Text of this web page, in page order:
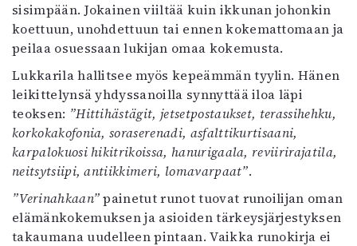
sisimpään. Jokainen viiltää kuin ikkunan johonkin
koettuun, unohdettuun tai ennen kokemattomaan ja
peilaa osuessaan lukijan omaa kokemusta.
Lukkarila hallitsee myös kepeämmän tyylin. Hänen
leikittelynsä yhdyssanoilla synnyttää iloa läpi
teoksen: ”Hittihästägit, jetsetpostaukset, terassihehku,
korkokakofonia, soraserenadi, asfalttikurtisaani,
karpalokuosi hikitrikoissa, hanurigaala, reviirirajatila,
neitsytsiipi, antiikkimeri, lomavarpaat”.
”Verinahkaan”painetut runot tuovat runoilijan oman
elämänkokemuksen ja asioiden tärkeysjärjestyksen
takaumana uudelleen pintaan. Vaikka runokirja ei